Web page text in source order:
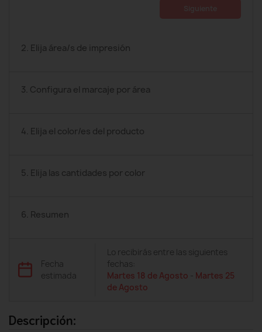
2. Elija área/s de impresión
3. Configura el marcaje por área
4. Elija el color/es del producto
5. Elija las cantidades por color
6. Resumen
Fecha
estimada
Lo recibirás entre las siguientes
fechas:
Martes 18 de Agosto - Martes 25
de Agosto
Descripción: